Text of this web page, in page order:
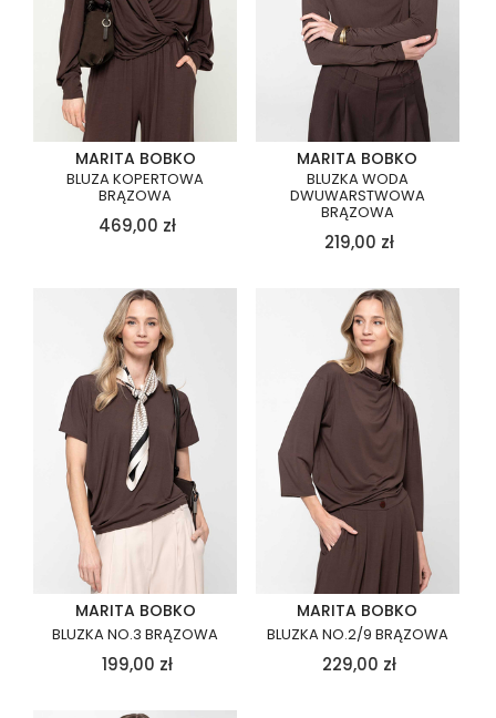
MARITA BOBKO
BLUZA KOPERTOWA
BRĄZOWA
469,00 zł
MARITA BOBKO
BLUZKA WODA
DWUWARSTWOWA
BRĄZOWA
219,00 zł
MARITA BOBKO
BLUZKA NO.3 BRĄZOWA
199,00 zł
MARITA BOBKO
BLUZKA NO.2/9 BRĄZOWA
229,00 zł